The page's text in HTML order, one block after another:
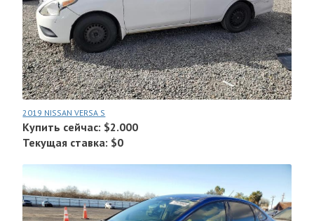
2019 NISSAN VERSA S
Купить сейчас: $2.000
Текущая ставка: $0